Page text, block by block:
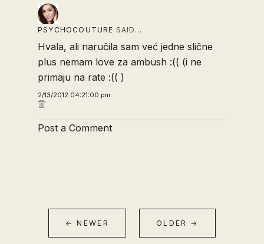
PSYCHOCOUTURE SAID…
Hvala, ali naručila sam već jedne slične
plus nemam love za ambush :(( (i ne
primaju na rate :(( )
2/13/2012 04:21:00 pm
Post a Comment
← NEWER OLDER →